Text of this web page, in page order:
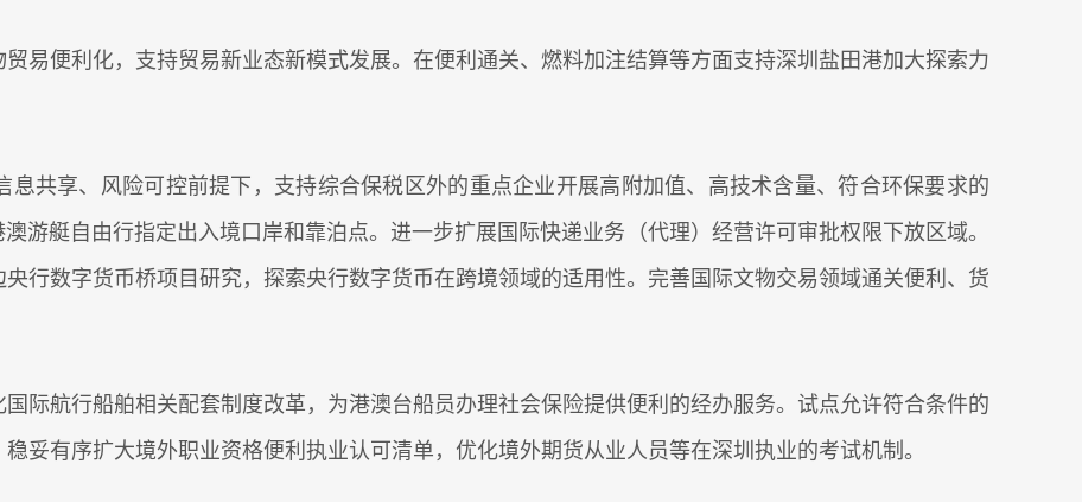
便利化，支持贸易新业态新模式发展。在便利通关、燃料加注结算等方面支持深圳盐田港加大探索力
享、风险可控前提下，支持综合保税区外的重点企业开展高附加值、高技术含量、符合环保要求的
游艇自由行指定出入境口岸和靠泊点。进一步扩展国际快递业务（代理）经营许可审批权限下放区域。
行数字货币桥项目研究，探索央行数字货币在跨境领域的适用性。完善国际文物交易领域通关便利、货
航行船舶相关配套制度改革，为港澳台船员办理社会保险提供便利的经办服务。试点允许符合条件的
妥有序扩大境外职业资格便利执业认可清单，优化境外期货从业人员等在深圳执业的考试机制。